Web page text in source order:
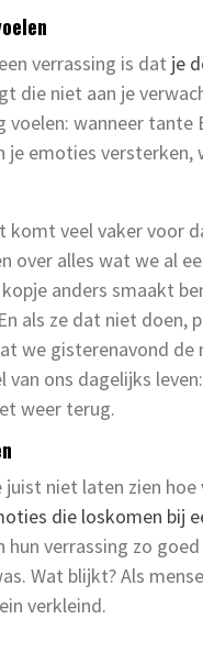
verrassing is dat je
die niet aan je
wanneer tante
je emoties
komt veel vaker voor
over alles wat we al
anders smaakt
als ze dat niet doen,
we gisterenavond de
van ons dagelijks
weer terug.
juist niet laten zien
die loskomen bij
verrassing zo
Wat blijkt? Als
verkleind.